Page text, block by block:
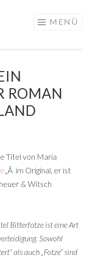
MENÜ
ROMAN
Titel von Maria
„Â im Original, er ist
& Witsch
Bitterfotze ist eine Art
Sowohl
als auch „Fotze“ sind